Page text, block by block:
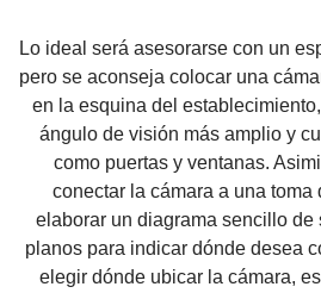
Lo ideal será asesorarse con un
pero se aconseja colocar una
en la esquina del
ángulo de visión más amplio y
como puertas y ventanas.
conectar la cámara a una toma
elaborar un diagrama sencillo de
planos para indicar dónde desea
elegir dónde ubicar la cámara,